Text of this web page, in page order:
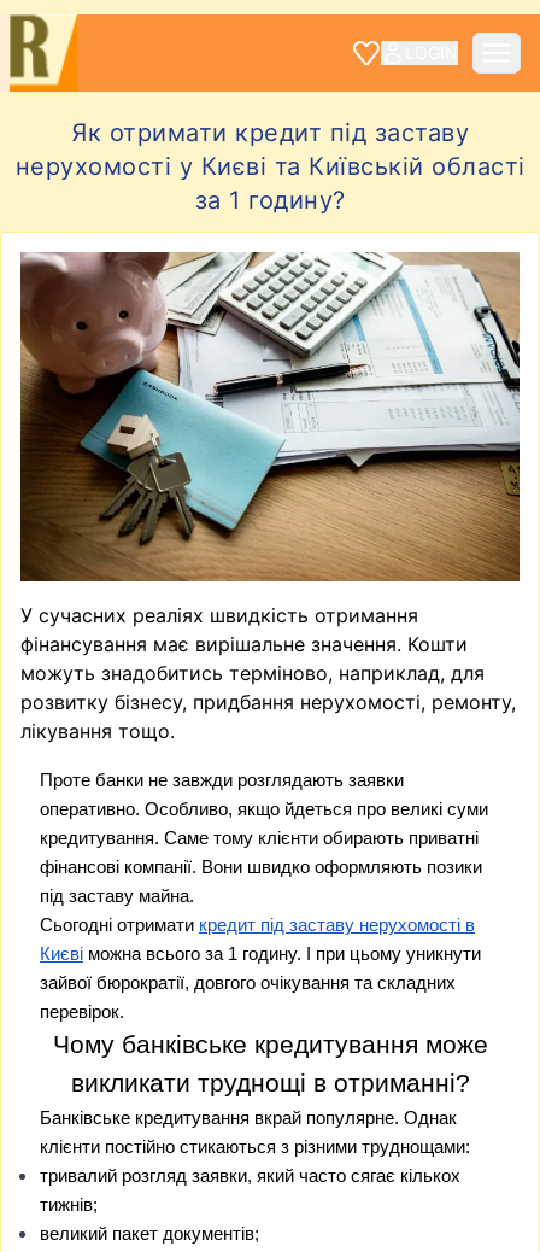
Як отримати кредит під заставу
нерухомості у Києві та Київській області
за 1 годину?
У сучасних реаліях швидкість отримання
фінансування має вирішальне значення. Кошти
можуть знадобитись терміново, наприклад, для
розвитку бізнесу, придбання нерухомості, ремонту,
лікування тощо.
Проте банки не завжди розглядають заявки
оперативно. Особливо, якщо йдеться про великі суми
кредитування. Саме тому клієнти обирають приватні
фінансові компанії. Вони швидко оформляють позики
під заставу майна.
Сьогодні отримати кредит під заставу нерухомості в
Києві можна всього за 1 годину. І при цьому уникнути
зайвої бюрократії, довгого очікування та складних
перевірок.
Чому банківське кредитування може
викликати труднощі в отриманні?
Банківське кредитування вкрай популярне. Однак
клієнти постійно стикаються з різними труднощами:
тривалий розгляд заявки, який часто сягає кількох
тижнів;
великий пакет документів;